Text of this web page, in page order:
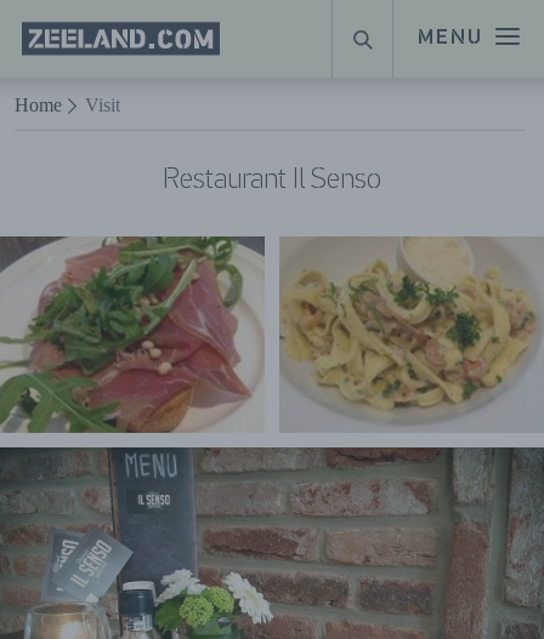
Naar hoofdinhoud
MENU
Homepage
Zeeland.com
SUCHE
Home Visit
Restaurant Il Senso